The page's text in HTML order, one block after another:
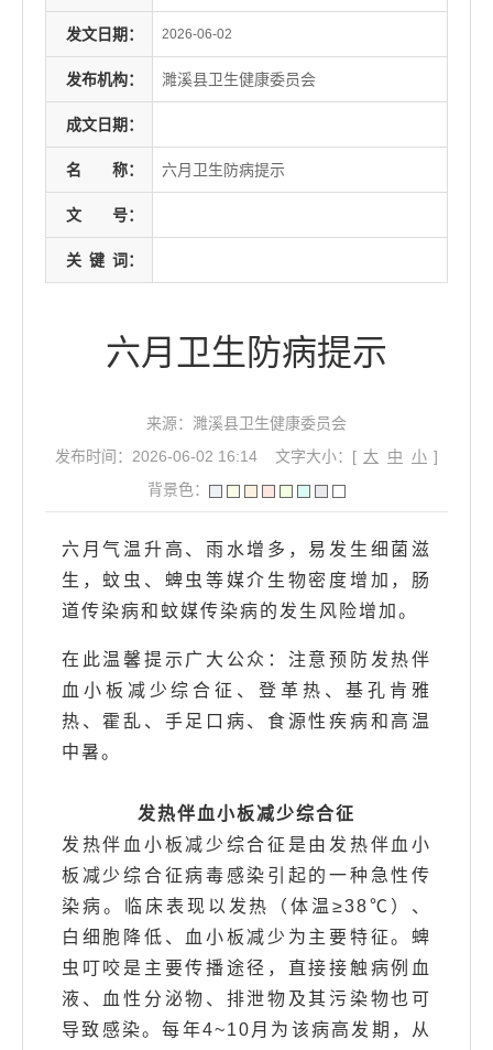
发文日期： 2026-06-02
发布机构： 濉溪县卫生健康委员会
成文日期：
名 称： 六月卫生防病提示
文 号：
关 键 词：
六月卫生防病提示
来源：濉溪县卫生健康委员会
发布时间：2026-06-02 16:14
文字大小：[ 大 中 小 ]
背景色：
六月气温升高、雨水增多，易发生细菌滋
生，蚊虫、蜱虫等媒介生物密度增加，肠
道传染病和蚊媒传染病的发生风险增加。
在此温馨提示广大公众：注意预防发热伴
血小板减少综合征、登革热、基孔肯雅
热、霍乱、手足口病、食源性疾病和高温
中暑。
发热伴血小板减少综合征
发热伴血小板减少综合征是由发热伴血小
板减少综合征病毒感染引起的一种急性传
染病。临床表现以发热（体温≥38℃）、
白细胞降低、血小板减少为主要特征。蜱
虫叮咬是主要传播途径，直接接触病例血
液、血性分泌物、排泄物及其污染物也可
导致感染。每年4~10月为该病高发期，从